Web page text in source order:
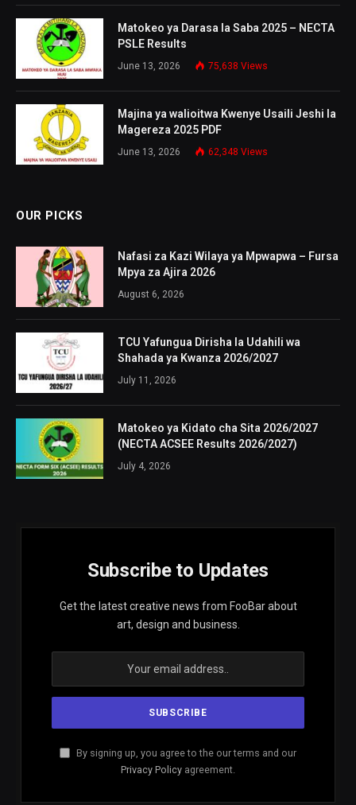
Matokeo ya Darasa la Saba 2025 – NECTA
PSLE Results
June 13, 2026 75,638 Views
Majina ya walioitwa Kwenye Usaili Jeshi la
Magereza 2025 PDF
June 13, 2026 62,348 Views
OUR PICKS
Nafasi za Kazi Wilaya ya Mpwapwa – Fursa
Mpya za Ajira 2026
August 6, 2026
TCU Yafungua Dirisha la Udahili wa
Shahada ya Kwanza 2026/2027
July 11, 2026
Matokeo ya Kidato cha Sita 2026/2027
(NECTA ACSEE Results 2026/2027)
July 4, 2026
Subscribe to Updates
Get the latest creative news from FooBar about
art, design and business.
By signing up, you agree to the our terms and our
Privacy Policy agreement.